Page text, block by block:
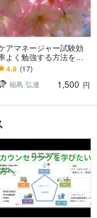
アマネージャー試験効
よく勉強する方法を教
ます 段取り次第で大き
く結果が変わります。
4.8 (17)
福島 弘達
1,500 円